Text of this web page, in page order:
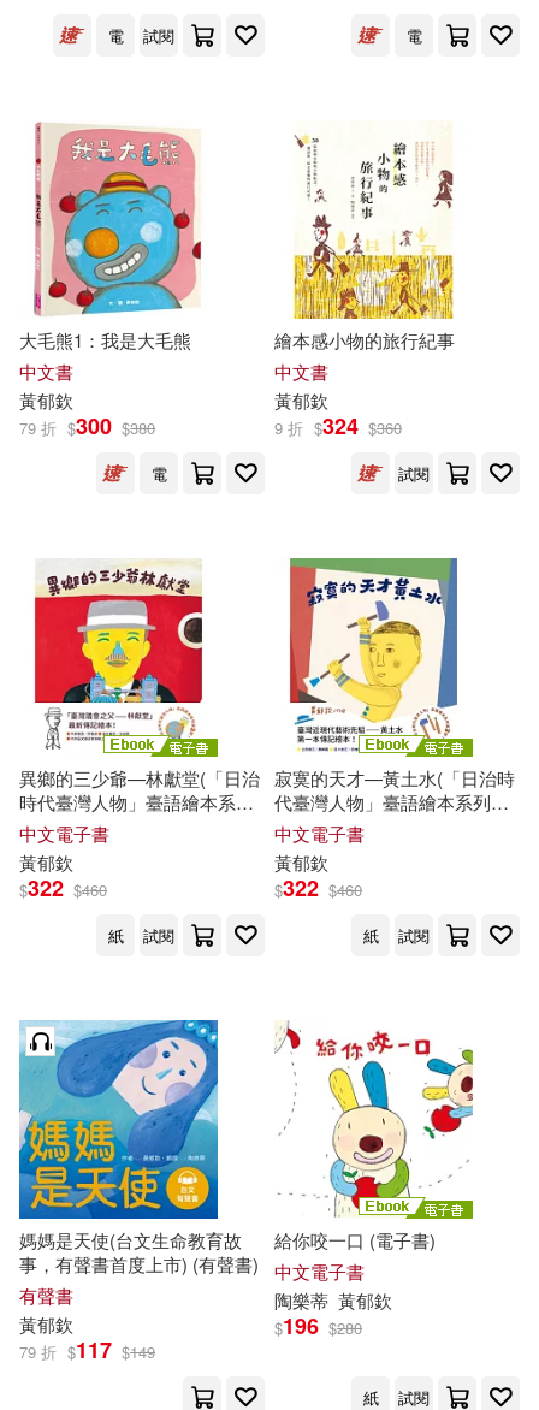
電
試閱
電
大毛熊1：我是大毛熊
中文書
黃郁欽
79 折 $300 $380
電
繪本感小物的旅行紀事
中文書
黃郁欽
9 折 $324 $360
試閱
異鄉的三少爺—林獻堂(「日治
時代臺灣人物」臺語繪本系列
第三彈!) (電子書)
中文電子書
黃郁欽
$322 $460
紙
試閱
寂寞的天才—黃土水(「日治時
代臺灣人物」臺語繪本系列第
二彈!有聲版) (電子書)
中文電子書
黃郁欽
$322 $460
紙
試閱
媽媽是天使(台文生命教育故
事，有聲書首度上市) (有聲書)
有聲書
黃郁欽
79 折 $117 $149
給你咬一口 (電子書)
中文電子書
陶樂蒂 黃郁欽
$196 $280
紙 試閱